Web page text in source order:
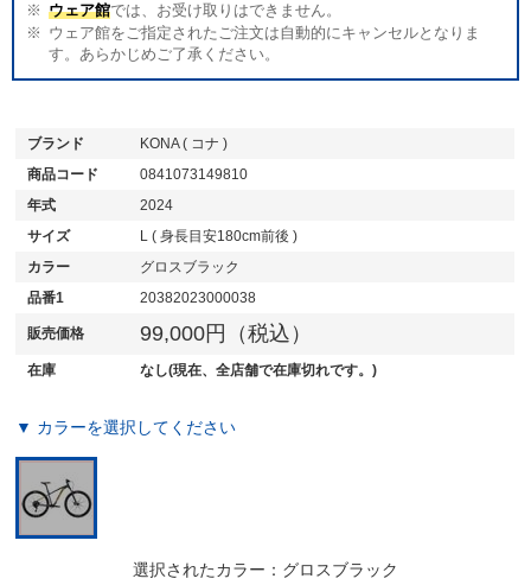
ウェア館では、お受け取りはできません。
ウェア館をご指定されたご注文は自動的にキャンセルとなりま
す。あらかじめご了承ください。
ブランド
KONA ( コナ )
商品コード
0841073149810
年式
2024
サイズ
L ( 身長目安180cm前後 )
カラー
グロスブラック
品番1
20382023000038
販売価格 99,000円（税込）
在庫 なし(現在、全店舗で在庫切れです。)
▼ カラーを選択してください
選択されたカラー：グロスブラック